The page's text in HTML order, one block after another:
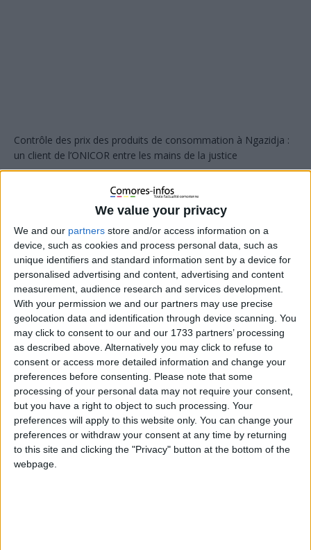
We value your privacy
We and our partners store and/or access information on a
device, such as cookies and process personal data, such as
unique identifiers and standard information sent by a device for
personalised advertising and content, advertising and content
measurement, audience research and services development.
With your permission we and our partners may use precise
geolocation data and identification through device scanning. You
may click to consent to our and our 1733 partners’ processing
as described above. Alternatively you may click to refuse to
consent or access more detailed information and change your
preferences before consenting.
Please note that some
processing of your personal data may not require your consent,
but you have a right to object to such processing. Your
preferences will apply to this website only. You can change your
preferences or withdraw your consent at any time by returning
to this site and clicking the "Privacy" button at the bottom of the
webpage.
Contrôle des prix des produits de consommation à Ngazidja :
un client de l’ONICOR entre les mains de la justice
A Nyoumadzah, un client de l’Onicor est pris en flagrant délit
en train de vendre un don du riz japonais à 11 500 fc le sac au
lieu de 8550fc fixé par l’ONICOR. Il est arrêté et placé en garde
à vue depuis hier et est déféré au parquet ce mardi 31 mars
2020. Il sera jugé le 2 avril 2020 au palais de justice de Moroni.